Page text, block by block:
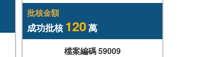
批核金額
成功批核120萬
檔案編碼 59009